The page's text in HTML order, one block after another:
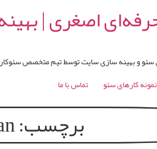
اصغری |
سئو و بهینه سازی سایت توسط تیم متخصص
نمونه کارهای سئو تماس با ما
برچسب: